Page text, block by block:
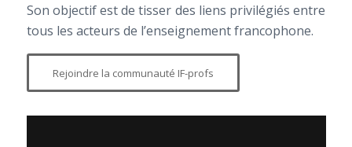
Son objectif est de tisser des liens privilégiés entre
tous les acteurs de l’enseignement francophone.
Rejoindre la communauté IF-profs